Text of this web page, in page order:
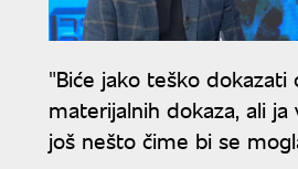
"Biće jako teško
materijalnih dokaza, ali
još nešto čime bi se